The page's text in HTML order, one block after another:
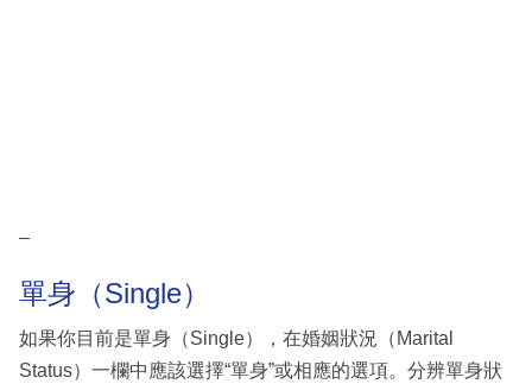
–
單身（Single）
如果你目前是單身（Single），在婚姻狀況（Marital
Status）一欄中應該選擇“單身”或相應的選項。分辨單身狀